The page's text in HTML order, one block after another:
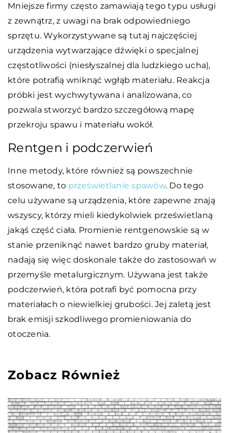
Mniejsze firmy często zamawiają tego typu usługi
z zewnątrz, z uwagi na brak odpowiedniego
sprzętu. Wykorzystywane są tutaj najczęściej
urządzenia wytwarzające dźwięki o specjalnej
częstotliwości (niesłyszalnej dla ludzkiego ucha),
które potrafią wniknąć wgłąb materiału. Reakcja
próbki jest wychwytywana i analizowana, co
pozwala stworzyć bardzo szczegółową mapę
przekroju spawu i materiału wokół.
Rentgen i podczerwień
Inne metody, które również są powszechnie
stosowane, to prześwietlanie spawów. Do tego
celu używane są urządzenia, które zapewne znają
wszyscy, którzy mieli kiedykolwiek prześwietlaną
jakąś część ciała. Promienie rentgenowskie są w
stanie przeniknąć nawet bardzo gruby materiał,
nadają się więc doskonale także do zastosowań w
przemyśle metalurgicznym. Używana jest także
podczerwień, która potrafi być pomocna przy
materiałach o niewielkiej grubości. Jej zaletą jest
brak emisji szkodliwego promieniowania do
otoczenia.
Zobacz Również